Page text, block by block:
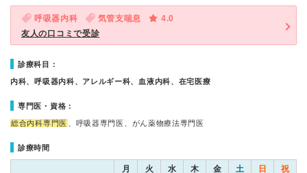
呼吸器内科 気管支喘息
4.0
友人の口コミで受診
診療科目：
内科、呼吸器内科、アレルギー科、血液内科、在宅医療
専門医・資格：
総合内科専門医 、呼吸器専門医、がん薬物療法専門医
診療時間
月 火 水 木 金 土 日 祝